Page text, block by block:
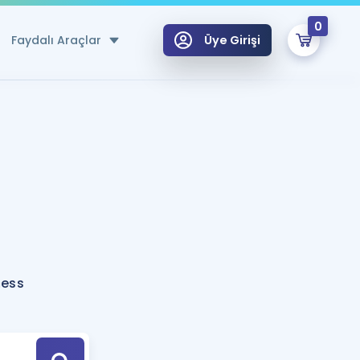
Faydalı Araçlar
Hesaplama Aracı
için Öneriler
Tek Takvimde
Üye Girişi
0
Hoca ile seni sınava hazırlayacak onlarca eğitim seni bekliyor!